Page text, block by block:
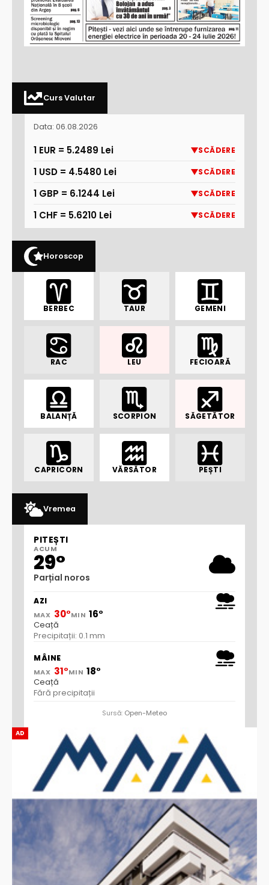
AD
Curs Valutar
Data: 06.08.2026
1 EUR = 5.2489 Lei SCĂDERE
1 USD = 4.5480 Lei SCĂDERE
1 GBP = 6.1244 Lei SCĂDERE
1 CHF = 5.6210 Lei SCĂDERE
Horoscop
BERBEC TAUR GEMENI
RAC LEU FECIOARĂ
BALANȚĂ SCORPION SĂGETĂTOR
CAPRICORN VĂRSĂTOR PEȘTI
Vremea
PITEȘTI
ACUM
29°
Parțial noros
AZI
MAX 30°MIN 16°
Ceață
Precipitații: 0.1 mm
MÂINE
MAX 31°MIN 18°
Ceață
Fără precipitații
Sursă: Open-Meteo